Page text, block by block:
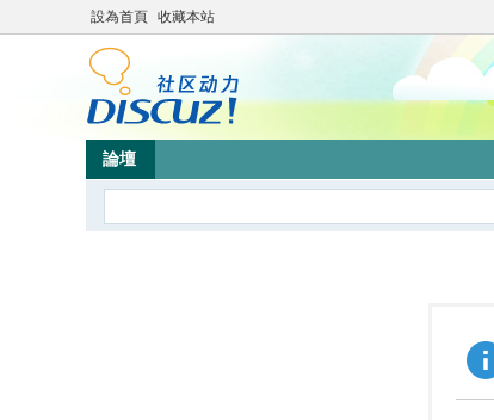
設為首頁 收藏本站
論壇